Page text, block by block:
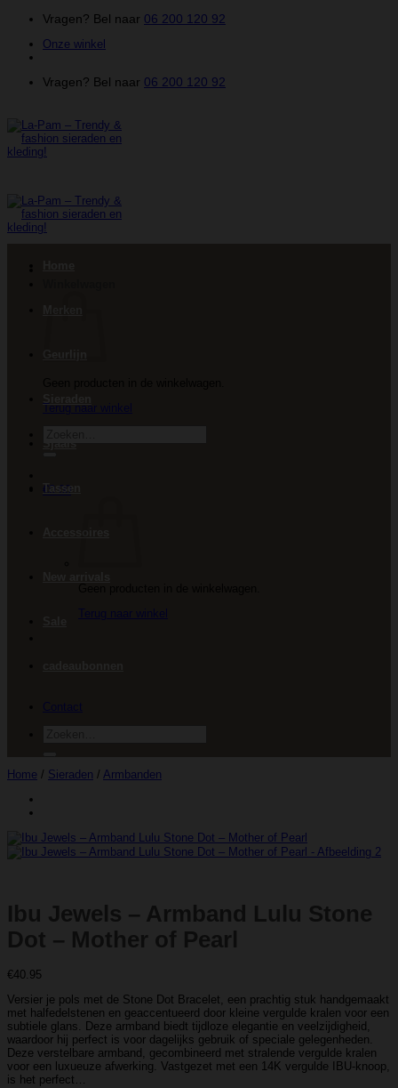
inhoud
Vragen? Bel naar 06 200 120 92
Onze winkel
Vragen? Bel naar 06 200 120 92
Terug naar winkel
€0.00
Tassen
Home / Sieraden / Armbanden
Ibu Jewels – Armband Lulu Stone
Dot – Mother of Pearl
€40.95
Versier je pols met de Stone Dot Bracelet, een prachtig stuk handgemaakt
met halfedelstenen en geaccentueerd door kleine vergulde kralen voor een
subtiele glans. Deze armband biedt tijdloze elegantie en veelzijdigheid,
waardoor hij perfect is voor dagelijks gebruik of speciale gelegenheden.
Deze verstelbare armband, gecombineerd met stralende vergulde kralen
voor een luxueuze afwerking. Vastgezet met een 14K vergulde IBU-knoop,
is het perfect…